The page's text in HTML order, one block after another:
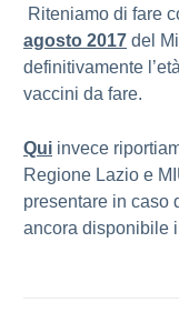
Riteniamo di fare
agosto 2017 del
definitivamente
vaccini da fare.
Qui invece
Regione Lazio e
presentare in caso
ancora disponibile